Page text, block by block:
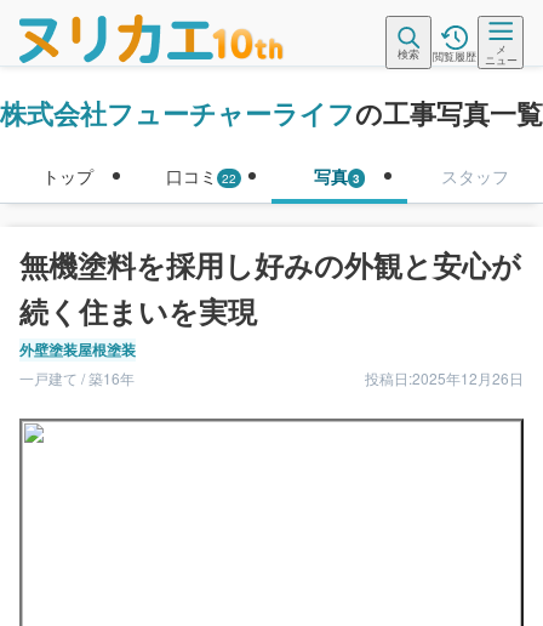
検索 閲覧履歴
メ
ニュー
株式会社フューチャーライフの工事写真一覧
トップ 口コミ 22 写真 3 スタッフ
無機塗料を採用し好みの外観と安心が
続く住まいを実現
外壁塗装屋根塗装
一戸建て / 築16年 投稿日:2025年12月26日